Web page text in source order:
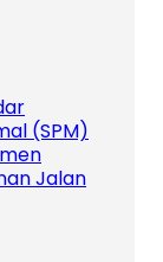
(SPM)
Jalan